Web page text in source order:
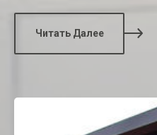
Читать Далее